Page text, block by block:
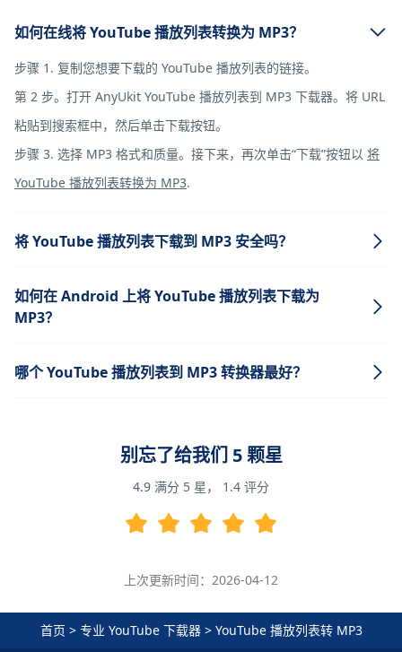
如何在线将 YouTube 播放列表转换为 MP3？
步骤 1. 复制您想要下载的 YouTube 播放列表的链接。
第 2 步。打开 AnyUkit YouTube 播放列表到 MP3 下载器。将 URL
粘贴到搜索框中，然后单击下载按钮。
步骤 3. 选择 MP3 格式和质量。接下来，再次单击“下载”按钮以 将
YouTube 播放列表转换为 MP3.
将 YouTube 播放列表下载到 MP3 安全吗？
如何在 Android 上将 YouTube 播放列表下载为
MP3？
哪个 YouTube 播放列表到 MP3 转换器最好？
别忘了给我们 5 颗星
4.9 满分 5 星， 1.4 评分
上次更新时间：2026-04-12
首页 > 专业 YouTube 下载器> YouTube 播放列表转 MP3